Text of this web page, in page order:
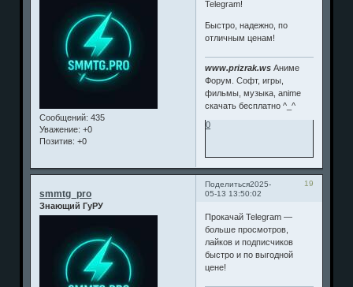
Сообщений: 435
Уважение: +0
Позитив: +0
Telegram!
Быстро, надежно, по
отличным ценам!
www.prizrak.ws Аниме
Форум. Софт, игры,
фильмы, музыка, anime
скачать бесплатно ^_^
0
Поделиться 19
2025-
05-13 13:50:02
smmtg_pro
Знающий ГуРУ
Прокачай Telegram —
больше просмотров,
лайков и подписчиков
быстро и по выгодной
цене!